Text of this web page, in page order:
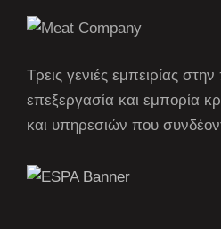
Τρεις γενιές εμπειρίας
επεξεργασία και εμπορία
και υπηρεσιών που